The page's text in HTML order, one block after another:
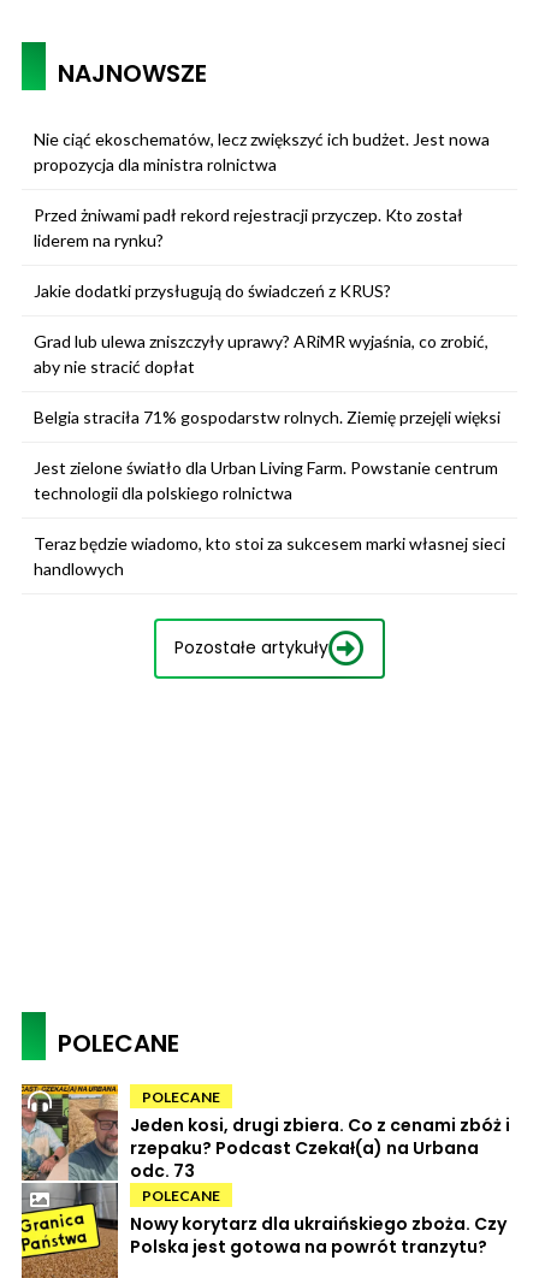
NAJNOWSZE
Nie ciąć ekoschematów, lecz zwiększyć ich budżet. Jest nowa
propozycja dla ministra rolnictwa
Przed żniwami padł rekord rejestracji przyczep. Kto został
liderem na rynku?
Jakie dodatki przysługują do świadczeń z KRUS?
Grad lub ulewa zniszczyły uprawy? ARiMR wyjaśnia, co zrobić,
aby nie stracić dopłat
Belgia straciła 71% gospodarstw rolnych. Ziemię przejęli więksi
Jest zielone światło dla Urban Living Farm. Powstanie centrum
technologii dla polskiego rolnictwa
Teraz będzie wiadomo, kto stoi za sukcesem marki własnej sieci
handlowych
Pozostałe artykuły
POLECANE
POLECANE
Jeden kosi, drugi zbiera. Co z cenami zbóż i
rzepaku? Podcast Czekał(a) na Urbana
odc. 73
POLECANE
Nowy korytarz dla ukraińskiego zboża. Czy
Polska jest gotowa na powrót tranzytu?